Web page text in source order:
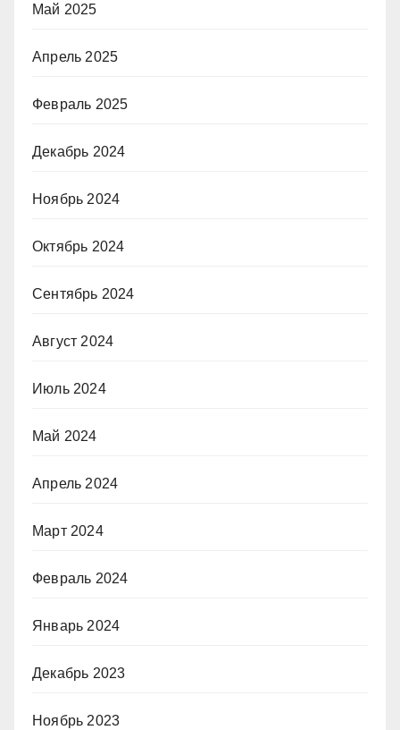
Май 2025
Апрель 2025
Февраль 2025
Декабрь 2024
Ноябрь 2024
Октябрь 2024
Сентябрь 2024
Август 2024
Июль 2024
Май 2024
Апрель 2024
Март 2024
Февраль 2024
Январь 2024
Декабрь 2023
Ноябрь 2023